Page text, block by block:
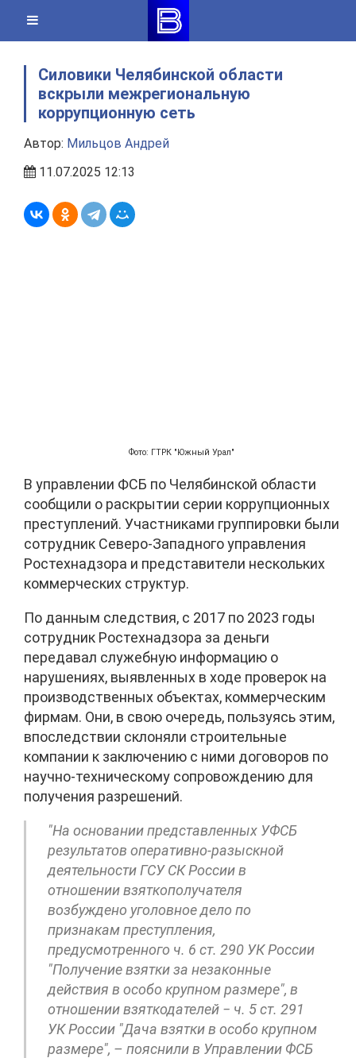
content
Силовики Челябинской области
вскрыли межрегиональную
коррупционную сеть
Автор: Мильцов Андрей
11.07.2025 12:13
Фото: ГТРК "Южный Урал"
В управлении ФСБ по Челябинской области
сообщили о раскрытии серии коррупционных
преступлений. Участниками группировки были
сотрудник Северо-Западного управления
Ростехнадзора и представители нескольких
коммерческих структур.
По данным следствия, с 2017 по 2023 годы
сотрудник Ростехнадзора за деньги
передавал служебную информацию о
нарушениях, выявленных в ходе проверок на
производственных объектах, коммерческим
фирмам. Они, в свою очередь, пользуясь этим,
впоследствии склоняли строительные
компании к заключению с ними договоров по
научно-техническому сопровождению для
получения разрешений.
"На основании представленных УФСБ
результатов оперативно-разыскной
деятельности ГСУ СК России в
отношении взяткополучателя
возбуждено уголовное дело по
признакам преступления,
предусмотренного ч. 6 ст. 290 УК России
"Получение взятки за незаконные
действия в особо крупном размере", в
отношении взяткодателей − ч. 5 ст. 291
УК России "Дача взятки в особо крупном
размере", – пояснили в Управлении ФСБ